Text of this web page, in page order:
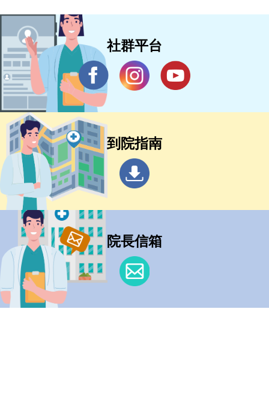
社群平台
到院指南
院長信箱